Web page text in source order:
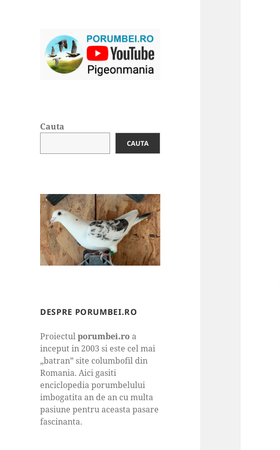
Cauta
CAUTA
DESPRE PORUMBEI.RO
Proiectulporumbei.ro a
inceput in 2003 si este cel mai
„batran” site columbofil din
Romania. Aici gasiti
enciclopedia porumbelului
imbogatita an de an cu multa
pasiune pentru aceasta pasare
fascinanta.